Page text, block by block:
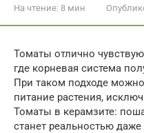
На чтение: 8 мин
Томаты отлично
где корневая система
При таком подходе
питание растения,
Томаты в керамзите:
станет реальностью